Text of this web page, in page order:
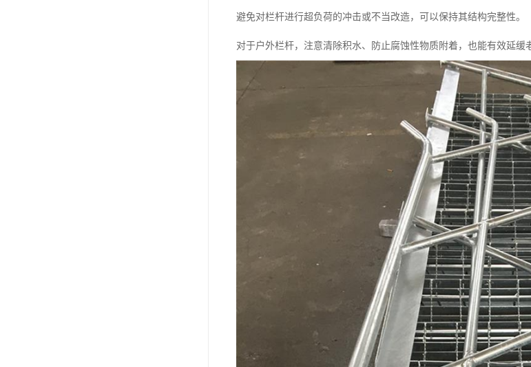
避免对栏杆进行超负荷的冲击或不当改造，可以保持其结构完整性。
对于户外栏杆，注意清除积水、防止腐蚀性物质附着，也能有效延缓